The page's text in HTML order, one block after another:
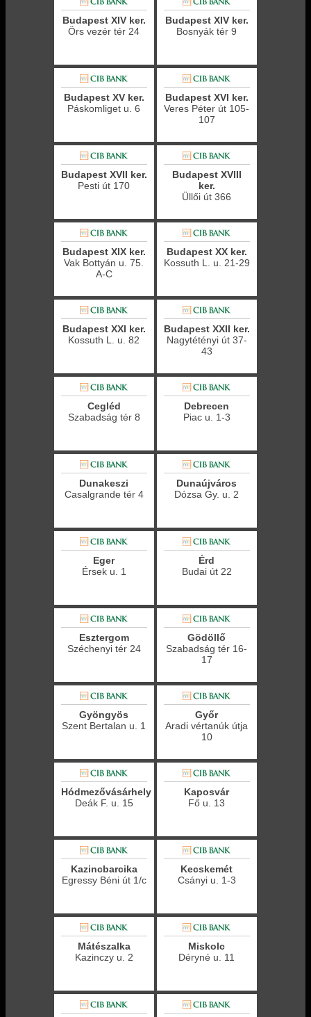
Budapest XIV ker.
Örs vezér tér 24
Budapest XIV ker.
Bosnyák tér 9
Budapest XV ker.
Páskomliget u. 6
Budapest XVI ker.
Veres Péter út 105-
107
Budapest XVII ker.
Pesti út 170
Budapest XVIII
ker.
Üllői út 366
Budapest XIX ker.
Vak Bottyán u. 75.
A-C
Budapest XX ker.
Kossuth L. u. 21-29
Budapest XXI ker.
Kossuth L. u. 82
Budapest XXII ker.
Nagytétényi út 37-
43
Cegléd
Szabadság tér 8
Debrecen
Piac u. 1-3
Dunakeszi
Casalgrande tér 4
Dunaújváros
Dózsa Gy. u. 2
Eger
Érsek u. 1
Érd
Budai út 22
Esztergom
Széchenyi tér 24
Gödöllő
Szabadság tér 16-
17
Gyöngyös
Szent Bertalan u. 1
Győr
Aradi vértanúk útja
10
Hódmezővásárhely
Deák F. u. 15
Kaposvár
Fő u. 13
Kazincbarcika
Egressy Béni út 1/c
Kecskemét
Csányi u. 1-3
Mátészalka
Kazinczy u. 2
Miskolc
Déryné u. 11